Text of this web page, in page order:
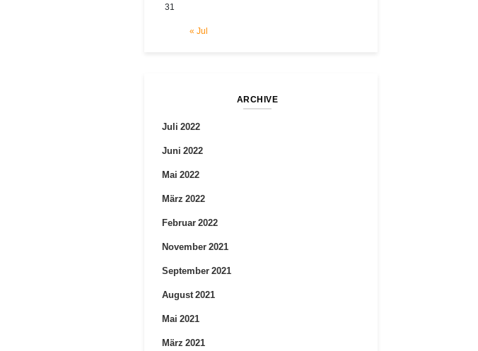
« Jul
31
ARCHIVE
Juli 2022
Juni 2022
Mai 2022
März 2022
Februar 2022
November 2021
September 2021
August 2021
Mai 2021
März 2021